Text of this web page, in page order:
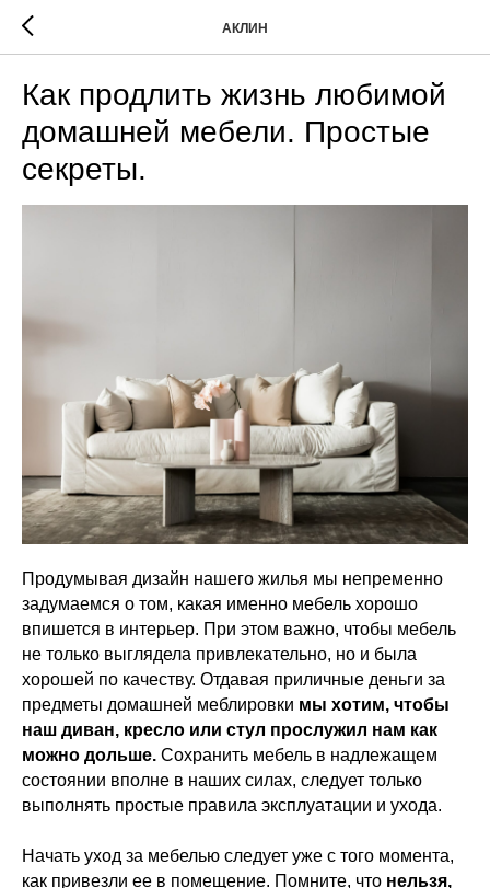
АКЛИН
Как продлить жизнь любимой
домашней мебели. Простые
секреты.
Продумывая дизайн нашего жилья мы непременно
задумаемся о том, какая именно мебель хорошо
впишется в интерьер. При этом важно, чтобы мебель
не только выглядела привлекательно, но и была
хорошей по качеству. Отдавая приличные деньги за
предметы домашней меблировки мы хотим, чтобы
наш диван, кресло или стул прослужил нам как
можно дольше. Сохранить мебель в надлежащем
состоянии вполне в наших силах, следует только
выполнять простые правила эксплуатации и ухода.
Начать уход за мебелью следует уже с того момента,
как привезли ее в помещение. Помните, что нельзя,